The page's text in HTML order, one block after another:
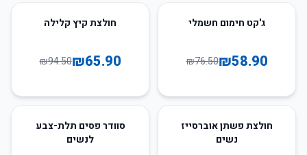
ג'קט חימום חשמלי
₪58.90
₪76.50
חולצת קיץ קלילה
₪65.90
₪94.50
45
חולצת פשתן אוברסייז
נשים
25סוודר פסים תלת-צבע
לנשים